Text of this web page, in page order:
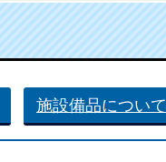
施設備品について